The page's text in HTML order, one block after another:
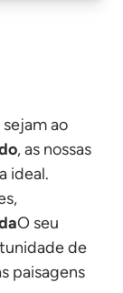
ao
, as nossas
ideal.
O seu
de
paisagens